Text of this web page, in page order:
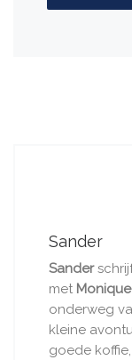
Sander
Sander
met Monique
onderweg
kleine
goede